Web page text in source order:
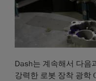
Dash는 계속해서 다음
강력한 로봇 장착 광학